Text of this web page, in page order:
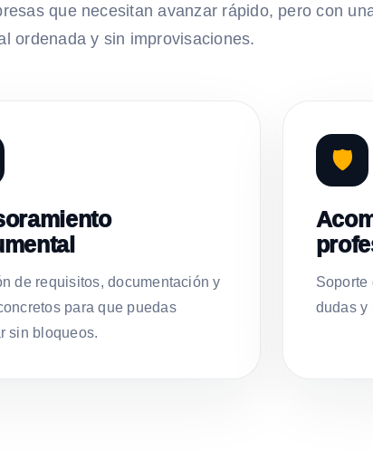
que necesitan avanzar rápido, pero con
ordenada y sin improvisaciones.
de requisitos, documentación y
para que puedas
sin bloqueos.
🛡️
Soporte
dudas y